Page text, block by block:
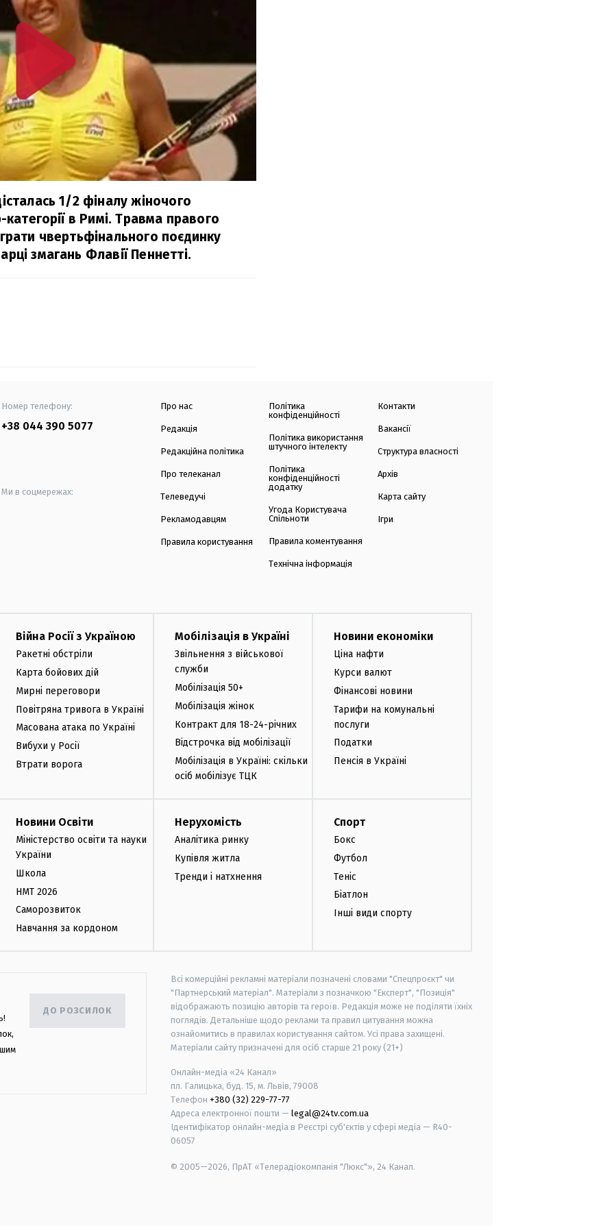
1/2 фіналу жіночого
категорії в Римі. Травма правого
чвертьфінального поєдинку
змагань Флавії Пеннетті.
Номер телефону:
+38 044 390 5077
Ми в соцмережах:
Про нас
Редакція
Редакційна політика
Про телеканал
Телеведучі
Рекламодавцям
Правила користування
Політика
конфіденційності
Політика використання
штучного інтелекту
Політика
конфіденційності
додатку
Угода Користувача
Спільноти
Правила коментування
Технічна інформація
Контакти
Вакансії
Структура власності
Архів
Карта сайту
Ігри
Війна Росії з Україною
Ракетні обстріли
Карта бойових дій
Мирні переговори
Повітряна тривога в Україні
Масована атака по Україні
Вибухи у Росії
Втрати ворога
Мобілізація в Україні
Звільнення з військової
служби
Мобілізація 50+
Мобілізація жінок
Контракт для 18-24-річних
Відстрочка від мобілізації
Мобілізація в Україні: скільки
осіб мобілізує ТЦК
Новини економіки
Ціна нафти
Курси валют
Фінансові новини
Тарифи на комунальні
послуги
Податки
Пенсія в Україні
Новини Освіти
Міністерство освіти та науки
України
Школа
НМТ 2026
Саморозвиток
Навчання за кордоном
Нерухомість
Аналітика ринку
Купівля житла
Тренди і натхнення
Спорт
Бокс
Футбол
Теніс
Біатлон
Інші види спорту
ДО РОЗСИЛОК
Всі комерційні рекламні матеріали позначені словами "Спецпроєкт" чи
"Партнерський матеріал". Матеріали з позначкою "Експерт", "Позиція"
відображають позицію авторів та героїв. Редакція може не поділяти їхніх
поглядів. Детальніше щодо реклами та правил цитування можна
ознайомитись в правилах користування сайтом. Усі права захищені.
Матеріали сайту призначені для осіб старше 21 року (21+)
Онлайн-медіа «24 Канал»
пл. Галицька, буд. 15, м. Львів, 79008
Телефон +380 (32) 229-77-77
Адреса електронної пошти — legal@24tv.com.ua
Ідентифікатор онлайн-медіа в Реєстрі суб'єктів у сфері медіа — R40-
06057
© 2005—2026, ПрАТ «Телерадіокомпанія "Люкс"», 24 Канал.